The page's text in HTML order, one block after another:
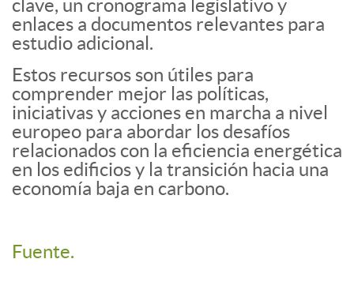
clave, un cronograma legislativo y
enlaces a documentos relevantes para
estudio adicional.
Estos recursos son útiles para
comprender mejor las políticas,
iniciativas y acciones en marcha a nivel
europeo para abordar los desafíos
relacionados con la eficiencia energética
en los edificios y la transición hacia una
economía baja en carbono.
Fuente.